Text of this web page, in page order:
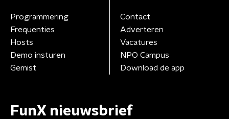
Programmering
Frequenties
Hosts
Demo insturen
Gemist
Contact
Adverteren
Vacatures
NPO Campus
Download de app
FunX nieuwsbrief